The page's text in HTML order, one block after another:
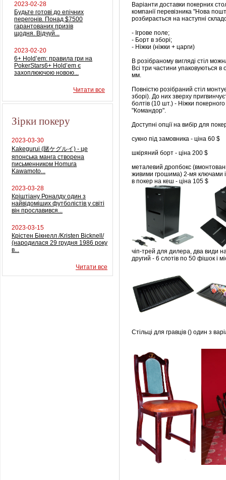
2023-02-28
Будьте готові до епічних
перегонів. Понад $7500
гарантованих призів
щодня. Відчуй...
2023-02-20
6+ Hold’em: правила гри на
PokerStars6+ Hold’em є
захоплюючою новою...
Читати все
Зірки покеру
2023-03-30
Kakegurui (賭ケグルイ) - це
японська манга створена
письменником Homura
Kawamoto...
2023-03-28
Кріштіану Роналду один з
найвідоміших футболістів у світі
він прославився...
2023-03-15
Крістен Бікнелл /Kristen Bicknell/
(народилася 29 грудня 1986 року
в...
Читати все
Варіанти доставки покерних
компанії перевізника "Нова
розбирається на наступні
- Ігрове поле;
- Борт в зборі;
- Ніжки (ніжки + царги)
В розібраному вигляді стіл
Всі три частини упаковуються
мм.
Повністю розібраний стіл
зборі). До них зверху
болтів (10 шт.) - Ніжки
"Командор".
Доступні опції на вибір для
сукно під замовника - ціна 60 $
шкіряний борт - ціна 200 $
металевий дропбокс
живими грошима) 2-мя ключами і
в покер на кеш - ціна 105 $
чіп-трей для дилера, два види
другий - 6 слотів по 50 фішок і
Стільці для гравців () один з